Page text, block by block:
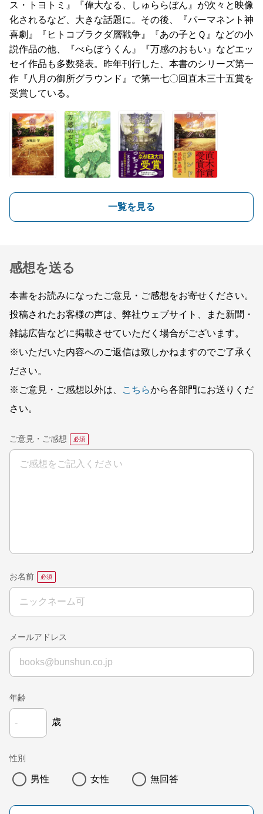
ス・トヨトミ』『偉大なる、しゅららぼん』が次々と映像
化されるなど、大きな話題に。その後、『パーマネント神
喜劇』『ヒトコブラクダ層戦争』『あの子とＱ』などの小
説作品の他、『べらぼうくん』『万感のおもい』などエッ
セイ作品も多数発表。昨年刊行した、本書のシリーズ第一
作『八月の御所グラウンド』で第一七〇回直木三十五賞を
受賞している。
一覧を見る
感想を送る
本書をお読みになったご意見・ご感想をお寄せください。
投稿されたお客様の声は、弊社ウェブサイト、また新聞・
雑誌広告などに掲載させていただく場合がございます。
※いただいた内容へのご返信は致しかねますのでご了承く
ださい。
※ご意見・ご感想以外は、
こちらから各部門にお送りくだ
さい。
ご意見・ご感想
お名前
メールアドレス
年齢
歳
性別
男性 女性 無回答